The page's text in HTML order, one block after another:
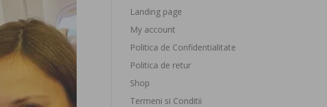
Landing page
My account
Politica de Confidentialitate
Politica de retur
Shop
Termeni si Conditii